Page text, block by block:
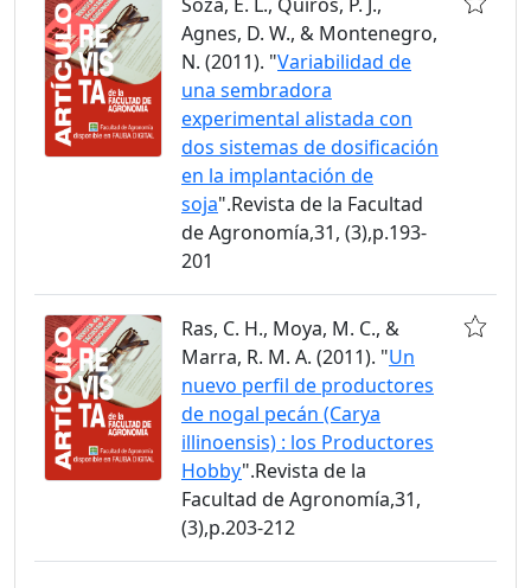
Agnes, D. W., & Montenegro,
N. (2011). "Variabilidad de
una sembradora
experimental alistada con
dos sistemas de dosificación
en la implantación de
soja".Revista de la Facultad
de Agronomía,31, (3),p.193-
201
Ras, C. H., Moya, M. C., &
Marra, R. M. A. (2011). "Un
nuevo perfil de productores
de nogal pecán (Carya
illinoensis) : los Productores
Hobby".Revista de la
Facultad de Agronomía,31,
(3),p.203-212